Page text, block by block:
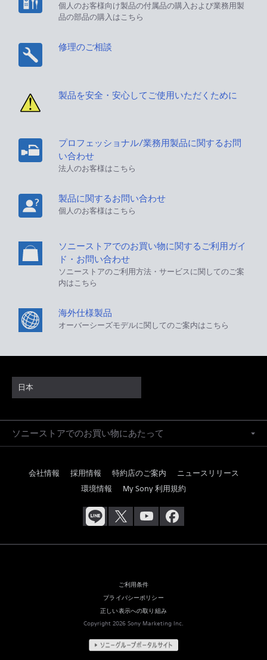
個人のお客様向け製品の付属品の購入および業務用製
品の部品の購入はこちら
修理のご相談
製品を安全・安心してご使用いただくために
プロフェッショナル/業務用製品に関するお問
い合わせ
法人のお客様はこちら
製品に関するお問い合わせ
個人のお客様はこちら
ソニーストアでのお買い物に関するご利用ガイ
ド・お問い合わせ
ソニーストアのご利用方法・サービスに関してのご案
内はこちら
海外仕様製品
オーバーシーズモデルに関してのご案内はこちら
日本
ソニーストアでのお買い物にあたって
会社情報 採用情報 特約店のご案内
ニュースリリース
環境情報
My Sony 利用規約
ご利用条件
プライバシーポリシー
正しい表示への取り組み
Copyright 2026 Sony Marketing Inc.